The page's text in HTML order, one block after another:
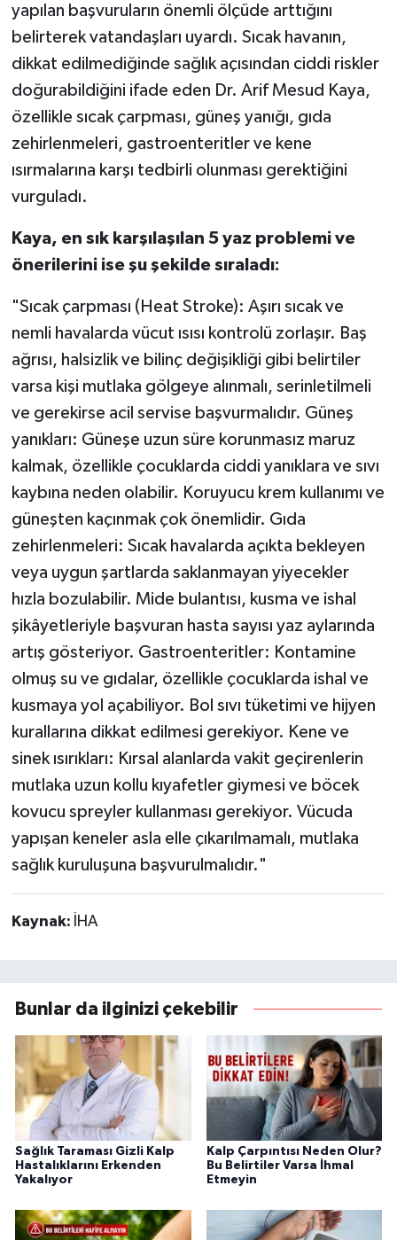
yapılan başvuruların önemli ölçüde arttığını
belirterek vatandaşları uyardı. Sıcak havanın,
dikkat edilmediğinde sağlık açısından ciddi riskler
doğurabildiğini ifade eden Dr. Arif Mesud Kaya,
özellikle sıcak çarpması, güneş yanığı, gıda
zehirlenmeleri, gastroenteritler ve kene
ısırmalarına karşı tedbirli olunması gerektiğini
vurguladı.
Kaya, en sık karşılaşılan 5 yaz problemi ve
önerilerini ise şu şekilde sıraladı:
"Sıcak çarpması (Heat Stroke): Aşırı sıcak ve
nemli havalarda vücut ısısı kontrolü zorlaşır. Baş
ağrısı, halsizlik ve bilinç değişikliği gibi belirtiler
varsa kişi mutlaka gölgeye alınmalı, serinletilmeli
ve gerekirse acil servise başvurmalıdır. Güneş
yanıkları: Güneşe uzun süre korunmasız maruz
kalmak, özellikle çocuklarda ciddi yanıklara ve sıvı
kaybına neden olabilir. Koruyucu krem kullanımı ve
güneşten kaçınmak çok önemlidir. Gıda
zehirlenmeleri: Sıcak havalarda açıkta bekleyen
veya uygun şartlarda saklanmayan yiyecekler
hızla bozulabilir. Mide bulantısı, kusma ve ishal
şikâyetleriyle başvuran hasta sayısı yaz aylarında
artış gösteriyor. Gastroenteritler: Kontamine
olmuş su ve gıdalar, özellikle çocuklarda ishal ve
kusmaya yol açabiliyor. Bol sıvı tüketimi ve hijyen
kurallarına dikkat edilmesi gerekiyor. Kene ve
sinek ısırıkları: Kırsal alanlarda vakit geçirenlerin
mutlaka uzun kollu kıyafetler giymesi ve böcek
kovucu spreyler kullanması gerekiyor. Vücuda
yapışan keneler asla elle çıkarılmamalı, mutlaka
sağlık kuruluşuna başvurulmalıdır."
Kaynak: İHA
Bunlar da ilginizi çekebilir
Sağlık Taraması Gizli Kalp
Hastalıklarını Erkenden
Yakalıyor
Kalp Çarpıntısı Neden Olur?
Bu Belirtiler Varsa İhmal
Etmeyin